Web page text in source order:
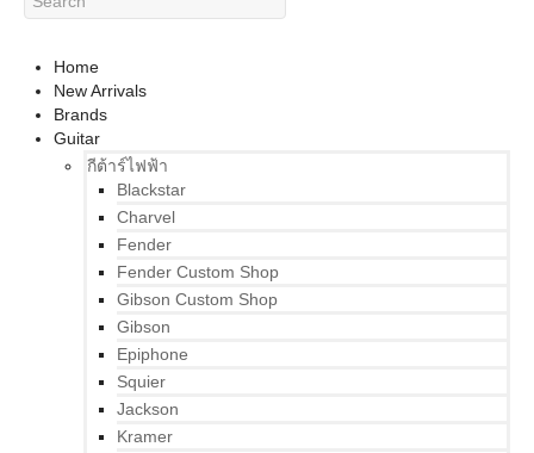
Home
New Arrivals
Brands
Guitar
กีต้าร์ไฟฟ้า
Blackstar
Charvel
Fender
Fender Custom Shop
Gibson Custom Shop
Gibson
Epiphone
Squier
Jackson
Kramer